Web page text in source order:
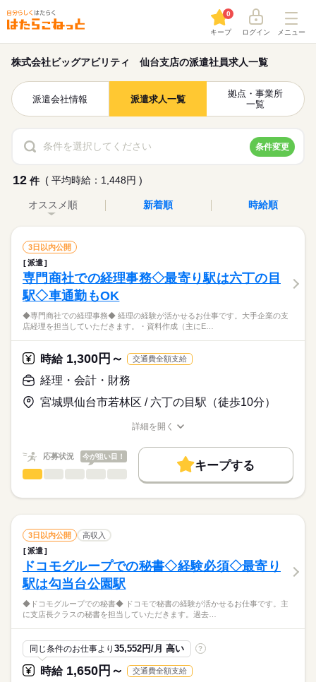
キープ
0
ログイン メニュー
株式会社ビッグアビリティ 仙台支店の派遣社員求人一覧
派遣会社情報 派遣求人一覧
拠点・事業所
一覧
条件を選択してください 条件変更
12 件 ( 平均時給：1,448円 )
オススメ順 新着順 時給順
3日以内公開
派遣
専門商社での経理事務◇最寄り駅は六丁の目
駅◇車通勤もOK
◆専門商社での経理事務◆ 経理の経験が活かせるお仕事です。大手企業の支
店経理を担当していただきます。・資料作成（主にE…
時給1,300円～ 交通費全額支給
経理・会計・財務
宮城県仙台市若林区 / 六丁の目駅（徒歩10分）
多い年齢層 低い
男女の割合 男性 女性
仕事の仕方
職場の様子 しずか
業界 商社関連
◆オフィスかじゅるOKです♪
◆しっかりした研修体制が整っています♪
★★女性活躍中★★
大手企業の支店経理を担当していただきます。
・資料作成（主にExcel、PowerPoint）
・スケジュール管理
・電話対応、来客対応
・社内システム操作
社会保険、厚生年金、有給休暇、健康診断など
応募資格
【対象となる方】
◆経理経験（必須）
◆Word・Excel・PowerPoin操作可能な方
◆長期でお仕事可能な方
＊女性が活躍しています。
詳細を開く
応募状況 今が狙い目！
キープする
3日以内公開
高収入
派遣
ドコモグループでの秘書◇経験必須◇最寄り
駅は勾当台公園駅
◆ドコモグループでの秘書◆ ドコモで秘書の経験が活かせるお仕事です。主
に支店長クラスの秘書を担当していただきます。過去…
同じ条件のお仕事より 35,552円/月 高い ?
時給1,650円～ 交通費全額支給